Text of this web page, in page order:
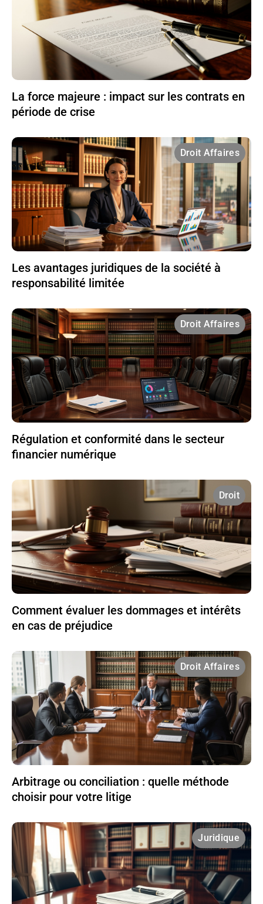
La force majeure : impact sur les contrats en
période de crise
Droit Affaires
Les avantages juridiques de la société à
responsabilité limitée
Droit Affaires
Régulation et conformité dans le secteur
financier numérique
Droit
Comment évaluer les dommages et intérêts
en cas de préjudice
Droit Affaires
Arbitrage ou conciliation : quelle méthode
choisir pour votre litige
Juridique